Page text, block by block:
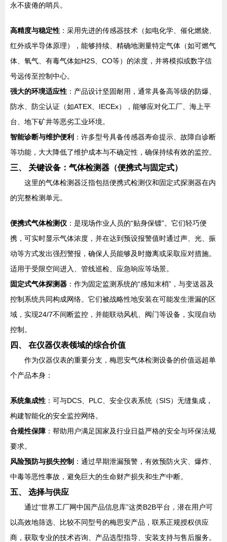
永不疲倦的哨兵。
高精度与稳定性 ：采用先进的传感器技术（如电化学、催化燃烧、
红外或半导体原理），能够持续、精确地测量特定气体（如可燃气
体、氧气、有毒气体如H2S、CO等）的浓度，并将模拟或数字信
号远传至控制中心。
强大的环境适应性 ：产品设计坚固耐用，通常具备高等级的防爆、
防水、防尘认证（如ATEX、IECEx），能够应对化工厂、海上平
台、地下矿井等恶劣工业环境。
智能诊断与维护便利 ：许多型号具备传感器寿命提示、故障自诊断
等功能，大大降低了维护成本与不确定性，确保持续有效的监控。
三、 关键设备：气体检测器（便携式与固定式）
这里的气体检测器泛指包括便携式检测仪和固定式探测器在内
的完整检测单元。
便携式气体检测仪 ：是现场作业人员的“贴身保镖”。它们轻巧便
携，可实时显示气体浓度，并在达到预设报警值时通过声、光、振
动等方式发出强烈警报，确保人员能够及时撤离或采取应对措施。
适用于受限空间进入、管线巡检、应急响应等场景。
固定式气体探测器 ：作为固定监测系统的“感知末梢”，与变送器及
控制系统共同构成网络。它们被战略性地安装在可能发生泄漏的区
域，实现24/7不间断监控，并能联动风机、阀门等设备，实现自动
控制。
四、 在仪器仪表领域的综合价值
作为仪器仪表的重要分支，梅思安气体检测设备的价值远超单
个产品本身：
系统集成性 ：可与DCS、PLC、安全仪表系统（SIS）无缝集成，
构建智能化的安全监控网络。
合规性保障 ：帮助用户满足国家及行业日益严格的安全与环保法规
要求。
风险预防与损失控制 ：通过早期泄漏预警，有效预防火灾、爆炸、
中毒等恶性事故，避免巨大的生命财产损失和生产中断。
五、 选择与供应
通过“世界工厂网中国产品信息库”这类B2B平台，潜在用户可
以高效地筛选、比较不同型号的梅思安产品，联系正规授权供应
商，获取专业的技术咨询、产品选型指导、安装支持与售后服务。